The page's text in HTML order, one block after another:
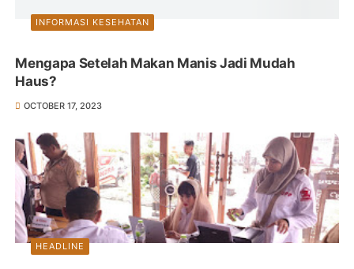
INFORMASI KESEHATAN
Mengapa Setelah Makan Manis Jadi Mudah
Haus?
OCTOBER 17, 2023
HEADLINE